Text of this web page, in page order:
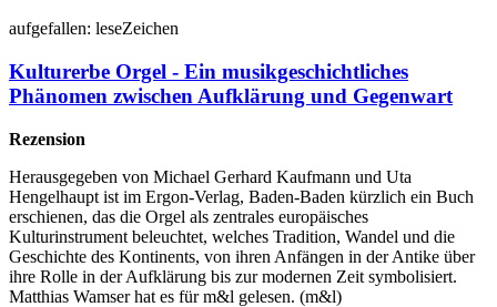
aufgefallen: leseZeichen
Kulturerbe Orgel - Ein musikgeschichtliches
Phänomen zwischen Aufklärung und Gegenwart
Rezension
Herausgegeben von Michael Gerhard Kaufmann und Uta
Hengelhaupt ist im Ergon-Verlag, Baden-Baden kürzlich ein Buch
erschienen, das die Orgel als zentrales europäisches
Kulturinstrument beleuchtet, welches Tradition, Wandel und die
Geschichte des Kontinents, von ihren Anfängen in der Antike über
ihre Rolle in der Aufklärung bis zur modernen Zeit symbolisiert.
Matthias Wamser hat es für m&l gelesen. (m&l)